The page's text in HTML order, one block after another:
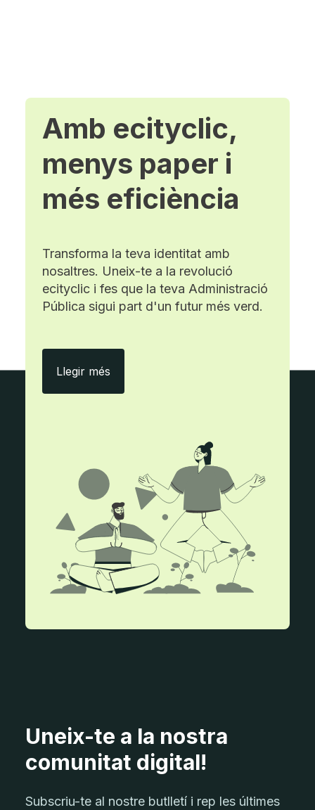
Amb ecityclic,
menys paper i
més eficiència
Transforma la teva identitat amb
nosaltres. Uneix-te a la revolució
ecityclic i fes que la teva Administració
Pública sigui part d'un futur més verd.
Llegir més Amb ecityclic, menys paper i més
Uneix-te a la nostra
comunitat digital!
Subscriu-te al nostre butlletí i rep les últimes